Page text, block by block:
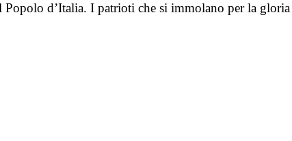
d’Italia. I patrioti che si immolano per la